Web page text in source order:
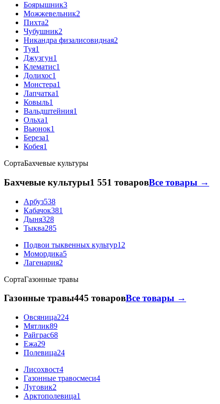
Боярышник3
Можжевельник2
Пихта2
Чубушник2
Никандра физалисовидная2
Туя1
Джузгун1
Клематис1
Долихос1
Монстера1
Лапчатка1
Ковыль1
Вальдштейния1
Ольха1
Вьюнок1
Береза1
Кобея1
СортаБахчевые культуры
Бахчевые культуры1 551 товаровВсе товары →
Арбуз538
Кабачок381
Дыня328
Тыква285
Подвои тыквенных культур12
Момордика5
Лагенария2
СортаГазонные травы
Газонные травы445 товаровВсе товары →
Овсяница224
Мятлик89
Райграс68
Ежа29
Полевица24
Лисохвост4
Газонные травосмеси4
Луговик2
Арктополевица1